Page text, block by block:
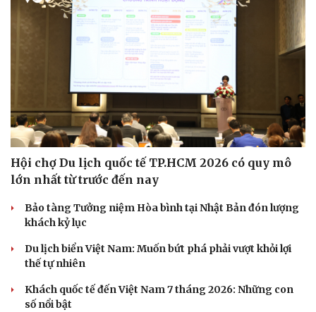
Hội chợ Du lịch quốc tế TP.HCM 2026 có quy mô
lớn nhất từ trước đến nay
Bảo tàng Tưởng niệm Hòa bình tại Nhật Bản đón lượng
khách kỷ lục
Du lịch biển Việt Nam: Muốn bứt phá phải vượt khỏi lợi
thế tự nhiên
Khách quốc tế đến Việt Nam 7 tháng 2026: Những con
số nổi bật